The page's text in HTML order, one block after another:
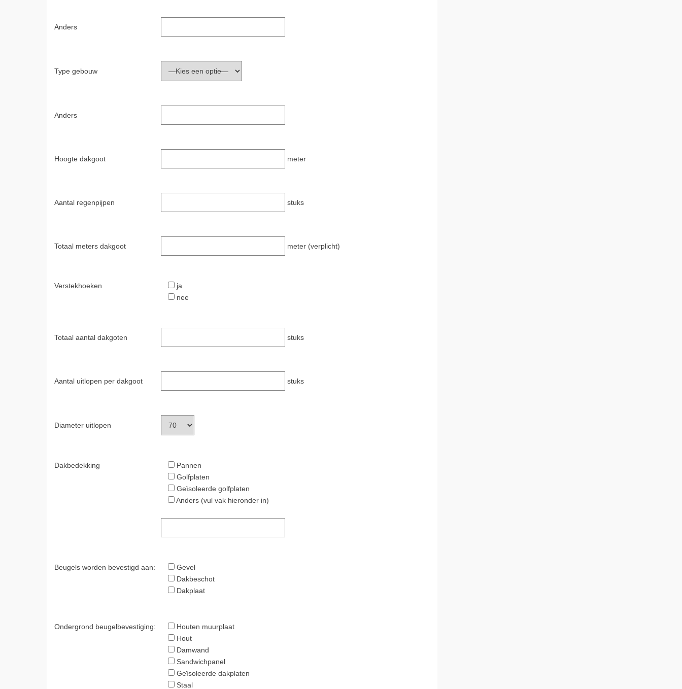
Anders
Type gebouw
Anders
Hoogte dakgoot meter
Aantal regenpijpen stuks
Totaal meters dakgoot meter (verplicht)
Verstekhoeken
ja
nee
Totaal aantal dakgoten stuks
Aantal uitlopen per dakgoot stuks
Diameter uitlopen
Dakbedekking
Pannen
Golfplaten
Geïsoleerde golfplaten
Anders (vul vak hieronder in)
Beugels worden bevestigd aan:
Gevel
Dakbeschot
Dakplaat
Ondergrond beugelbevestiging:
Houten muurplaat
Hout
Damwand
Sandwichpanel
Geïsoleerde dakplaten
Staal